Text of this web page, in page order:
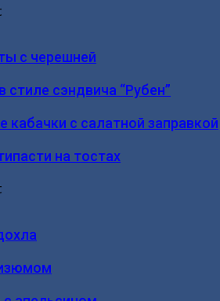
с черешней
стиле сэндвича “Рубен”
кабачки с салатной заправкой
на тостах